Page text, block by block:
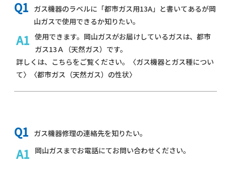
ガス機器のラベルに「都市ガス用13A」と書いてあるが岡
山ガスで使用できるか知りたい。
使用できます。岡山ガスがお届けしているガスは、都市
ガス13Ａ（天然ガス）です。
詳しくは、こちらをご覧ください。
〈ガス機器とガス種につい
て〉〈都市ガス（天然ガス）の性状〉
ガス機器修理の連絡先を知りたい。
岡山ガスまでお電話にてお問い合わせください。